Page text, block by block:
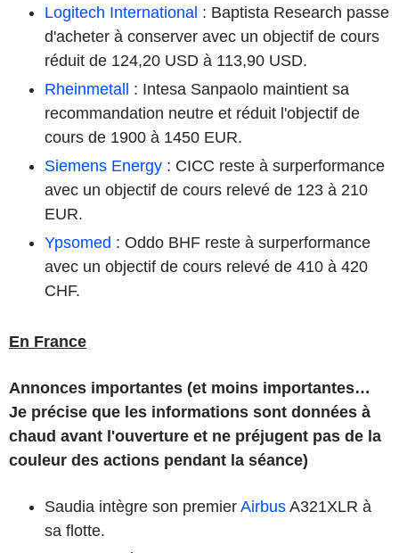
Logitech International : Baptista Research passe
d'acheter à conserver avec un objectif de cours
réduit de 124,20 USD à 113,90 USD.
Rheinmetall : Intesa Sanpaolo maintient sa
recommandation neutre et réduit l'objectif de
cours de 1900 à 1450 EUR.
Siemens Energy : CICC reste à surperformance
avec un objectif de cours relevé de 123 à 210
EUR.
Ypsomed : Oddo BHF reste à surperformance
avec un objectif de cours relevé de 410 à 420
CHF.
En France
Annonces importantes (et moins importantes…
Je précise que les informations sont données à
chaud avant l'ouverture et ne préjugent pas de la
couleur des actions pendant la séance)
Saudia intègre son premier Airbus A321XLR à
sa flotte.